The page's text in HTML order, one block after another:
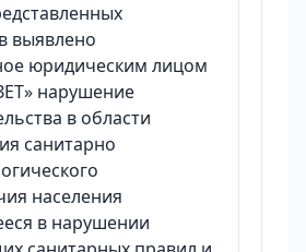
выявлено
юридическим лицом
нарушение
в области
санитарно
населения
в нарушении